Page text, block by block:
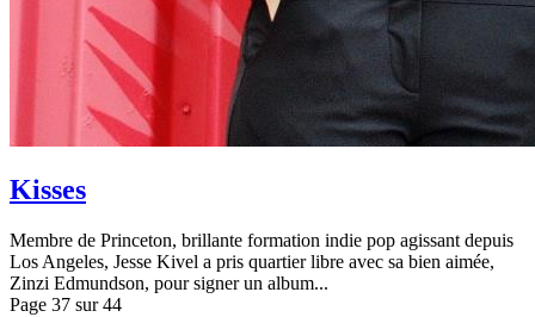
Kisses
Membre de Princeton, brillante formation indie pop agissant depuis
Los Angeles, Jesse Kivel a pris quartier libre avec sa bien aimée,
Zinzi Edmundson, pour signer un album...
Page 37 sur 44